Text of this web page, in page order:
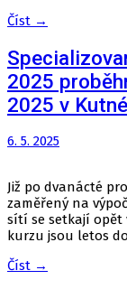
Číst →
2025
2025 v
6. 5. 2025
Již po dvanácté
zaměřený na
sítí se setkají opět
kurzu jsou letos
Číst →